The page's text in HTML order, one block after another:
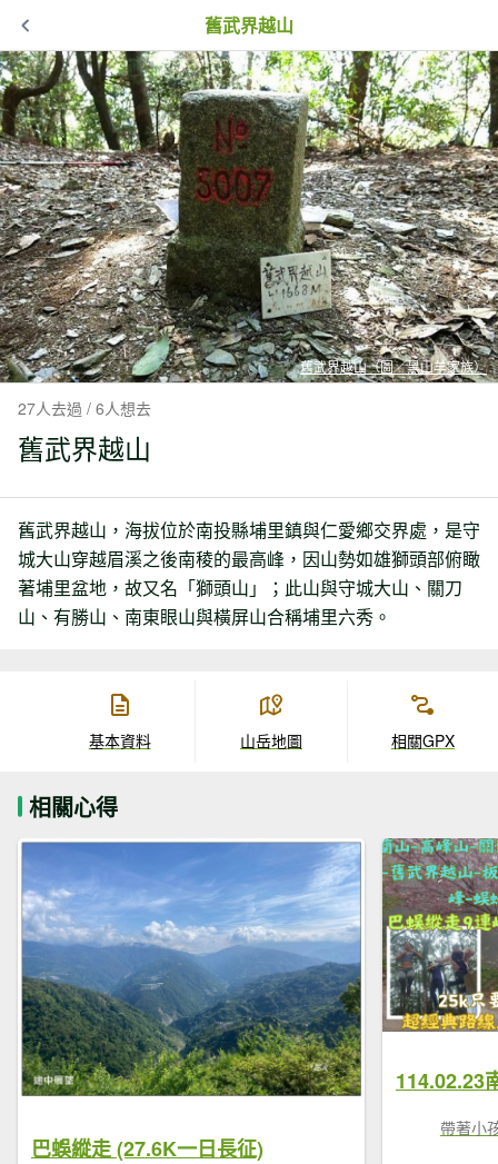
舊武界越山
舊武界越山（圖／黑山羊家族）
27人去過 / 6人想去
舊武界越山
舊武界越山，海拔位於南投縣埔里鎮與仁愛鄉交界處，是守
城大山穿越眉溪之後南稜的最高峰，因山勢如雄獅頭部俯瞰
著埔里盆地，故又名「獅頭山」；此山與守城大山、關刀
山、有勝山、南東眼山與橫屏山合稱埔里六秀。
基本資料 山岳地圖 相關GPX
相關心得
巴蜈縱走 (27.6K一日長征)
帶著小